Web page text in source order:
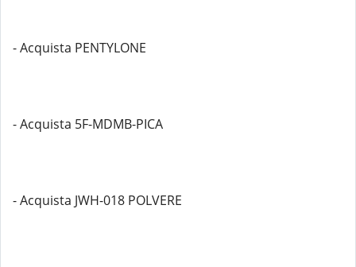
- Acquista PENTYLONE
- Acquista 5F-MDMB-PICA
- Acquista JWH-018 POLVERE